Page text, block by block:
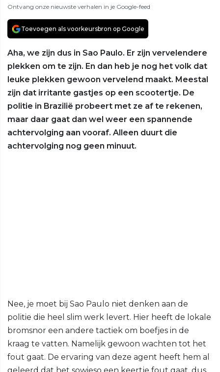
Ontvang onze nieuwste verhalen in je Google-feed
Toevoegen als voorkeursbron op Google
Aha, we zijn dus in Sao Paulo. Er zijn vervelendere
plekken om te zijn. En dan heb je nog het volk dat
leuke plekken gewoon vervelend maakt. Meestal
zijn dat irritante gastjes op een scootertje. De
politie in Brazilië probeert met ze af te rekenen,
maar daar gaat dan wel weer een spannende
achtervolging aan vooraf. Alleen duurt die
achtervolging nog geen minuut.
Nee, je moet bij Sao Paulo niet denken aan de
politie die heel slim werk levert. Hier heeft de lokale
bromsnor een andere tactiek om boefjes in de
kraag te vatten. Namelijk gewoon wachten tot het
fout gaat. De ervaring van deze agent heeft hem al